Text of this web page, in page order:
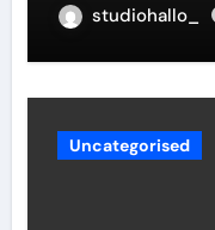
studiohallo_
Uncategorised